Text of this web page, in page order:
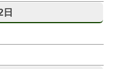
日